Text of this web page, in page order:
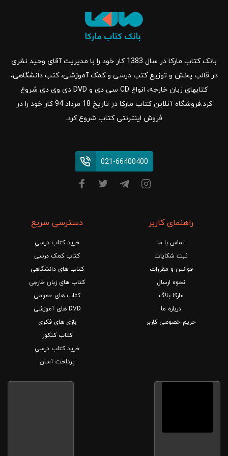
بانک کتاب مارکا در سال 1383 کار خود را با مدیریت آقای وحید نظری
در قالب پخش و توزیع کتب درسی و کمک آموزشی، کتب دانشگاهی،
کتابهای زبان خارجه، انواع CD سی دی و DVD دی وی دی شروع
کرد.فروشگاه آنلاین کتاب مارکا در تاریخ 18 مرداد 94 کار خود را در
فروش اینترنتی کتاب شروع کرد.
021-66400400
راهنمای کاربر
تماس با ما
ثبت شکایات
قوانین و مقررات
نحوه ارسال
مارکا بلاگ
درباره ما
حریم خصوصی کاربر
دسترسی سریع
خرید کتاب درسی
کتاب کمک درسی
کتاب های دانشگاهی
کتاب های زبان خارجی
کتاب های عمومی
DVD های آموزشی
بازی های فکری
کتاب کنکور
خرید کتاب درسی
پرداخت آسان